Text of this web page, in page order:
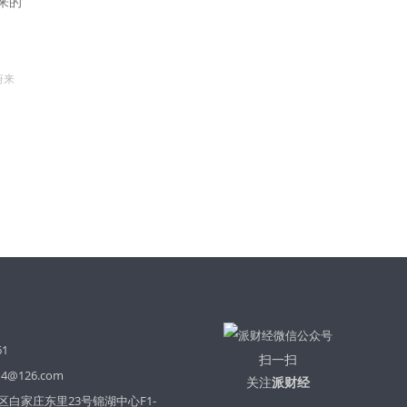
来
白家庄东里23号锦湖中心F1-
扫一扫
关注派财经